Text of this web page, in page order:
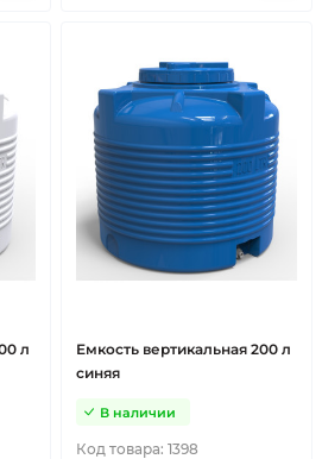
л
Емкость вертикальная 200 л
синяя
Код товара: 1398
В наличии